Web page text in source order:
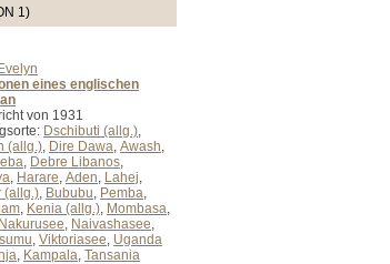
1)
eines englischen
von 1931
Dschibuti (allg.),
(allg.), Dire Dawa, Awash,
, Debre Libanos,
, Harare, Aden, Lahej,
(allg.), Bububu, Pemba,
, Kenia (allg.), Mombasa,
Nakurusee, Naivashasee,
, Viktoriasee, Uganda
, Kampala, Tansania